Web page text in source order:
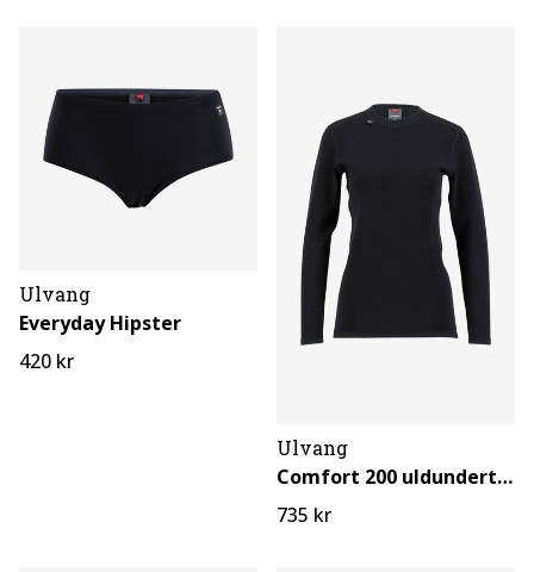
Ulvang
Everyday Hipster
420 kr
Ulvang
Comfort 200 uldundertrøje til dame
735 kr